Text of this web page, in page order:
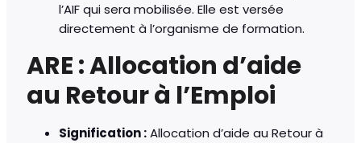
l’AIF qui sera mobilisée. Elle est versée
directement à l’organisme de formation.
ARE : Allocation d’aide
au Retour à l’Emploi
Signification :Allocation d’aide au Retour à